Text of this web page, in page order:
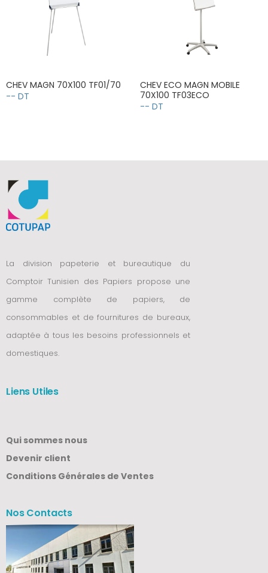
CHEV MAGN 70X100 TF01/70
-- DT
CHEV ECO MAGN MOBILE
70X100 TF03ECO
-- DT
La division papeterie et bureautique du
Comptoir Tunisien des Papiers propose une
gamme complète de papiers, de
consommables et de fournitures de bureaux,
adaptée à tous les besoins professionnels et
domestiques.
Liens Utiles
Qui sommes nous
Devenir client
Conditions Générales de Ventes
Nos Contacts